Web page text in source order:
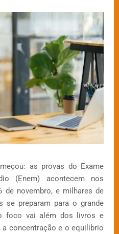
as provas do Exame
(Enem) acontecem nos
de novembro, e milhares de
se preparam para o grande
foco vai além dos livros e
concentração e o equilíbrio